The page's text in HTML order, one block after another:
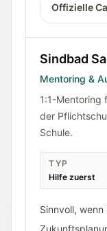
Offizielle
Sindbad
Mentoring &
1:1-Mentoring
der
Schule.
TYP
Hilfe zuerst
Sinnvoll,